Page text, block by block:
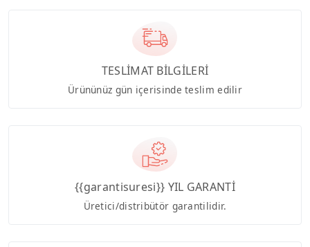
TESLİMAT BİLGİLERİ
Ürününüz gün içerisinde teslim edilir
{{garantisuresi}} YIL GARANTİ
Üretici/distribütör garantilidir.